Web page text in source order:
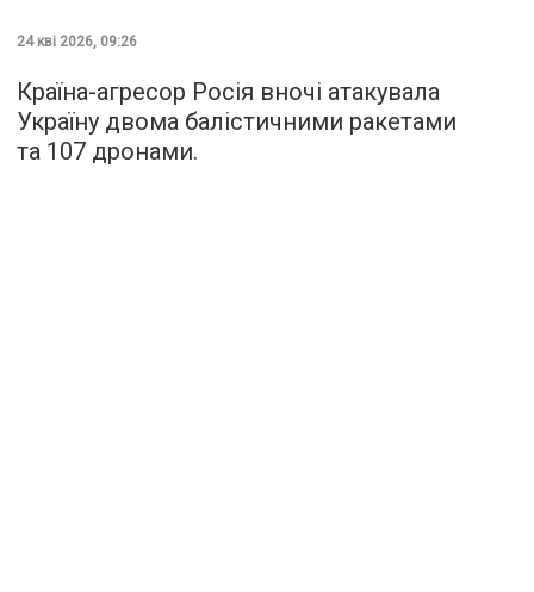
24 кві 2026, 09:26
Країна-агресор Росія вночі атакувала
Україну двома балістичними ракетами
та 107 дронами.